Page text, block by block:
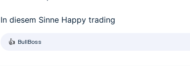
In diesem Sinne Happy trading
R
BullBoss